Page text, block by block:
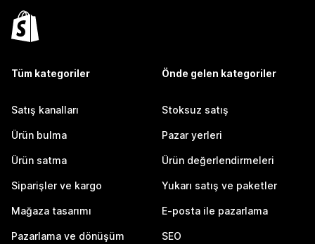
Tüm kategoriler
Satış kanalları
Ürün bulma
Ürün satma
Siparişler ve kargo
Mağaza tasarımı
Pazarlama ve dönüşüm
Önde gelen kategoriler
Stoksuz satış
Pazar yerleri
Ürün değerlendirmeleri
Yukarı satış ve paketler
E-posta ile pazarlama
SEO